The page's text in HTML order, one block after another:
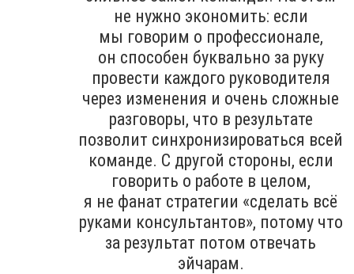
не нужно экономить: если
мы говорим о профессионале,
он способен буквально за руку
провести каждого руководителя
через изменения и очень сложные
разговоры, что в результате
позволит синхронизироваться всей
команде. С другой стороны, если
говорить о работе в целом,
я не фанат стратегии «сделать всё
руками консультантов», потому что
за результат потом отвечать
эйчарам.